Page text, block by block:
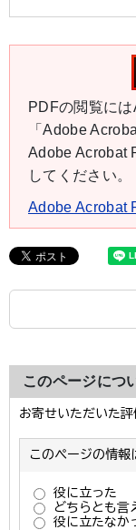
PDFの閲覧に
「Adobe
Adobe Acrobat
してください。
Adobe Acrobat
このページにつ